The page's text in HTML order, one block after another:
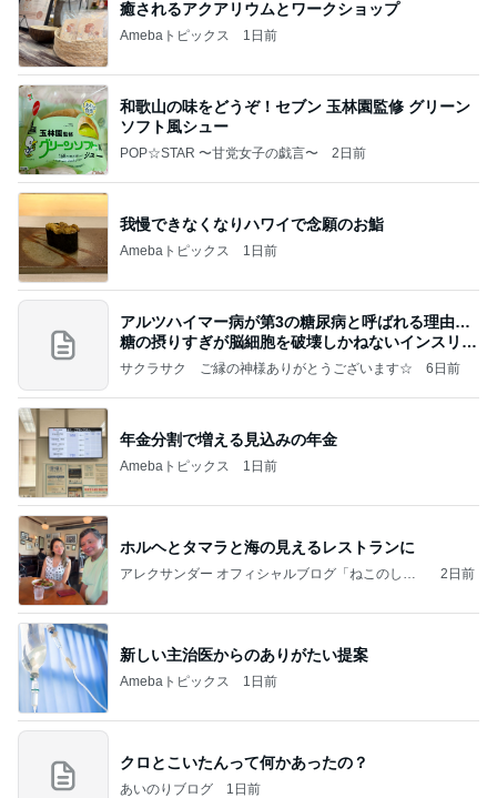
癒されるアクアリウムとワークショップ
Amebaトピックス 1日前
和歌山の味をどうぞ！セブン 玉林園監修 グリーン
ソフト風シュー
POP☆STAR 〜甘党女子の戯言〜 2日前
我慢できなくなりハワイで念願のお鮨
Amebaトピックス 1日前
アルツハイマー病が第3の糖尿病と呼ばれる理由…
糖の摂りすぎが脳細胞を破壊しかねないインスリン
の恐
サクラサク ご縁の神様ありがとうございます☆ 6日前
年金分割で増える見込みの年金
Amebaトピックス 1日前
ホルヘとタマラと海の見えるレストランに
アレクサンダー オフィシャルブログ「ねこのしっ
2日前
新しい主治医からのありがたい提案
Amebaトピックス 1日前
クロとこいたんって何かあったの？
あいのりブログ 1日前